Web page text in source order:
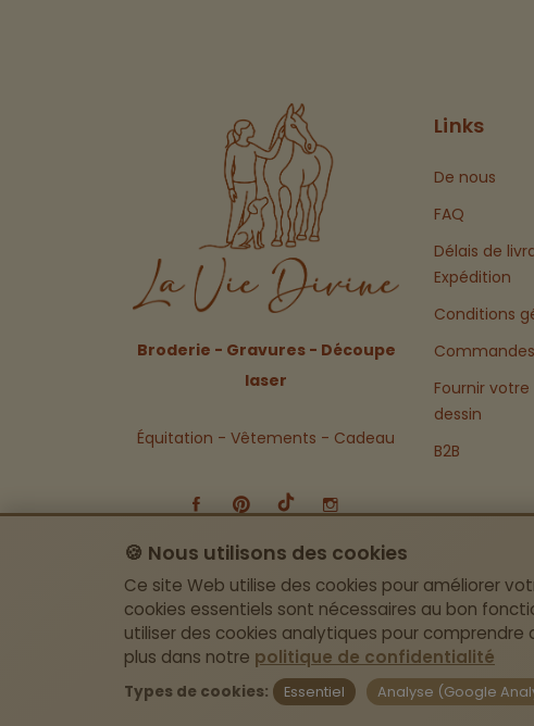
Broderie - Gravures - Découpe
laser
Équitation - Vêtements - Cadeau
Links
De nous
FAQ
Délais de
Expédition
Conditions
Fournir
dessin
B2B
© 2026 All Rights Reserved by La Vie Divine
🍪 Nous utilisons des cookies
Ce site Web utilise des cookies pour améliorer
cookies essentiels sont nécessaires au bon
utiliser des cookies analytiques pour
plus dans notre politique de confidentialité
Types de cookies: Essentiel Analyse (Google